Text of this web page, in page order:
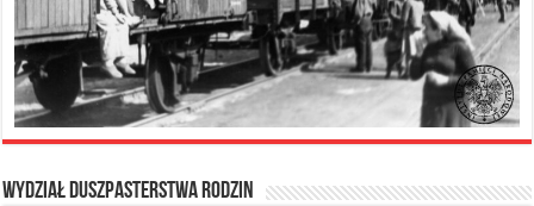
Wydział Duszpasterstwa Rodzin